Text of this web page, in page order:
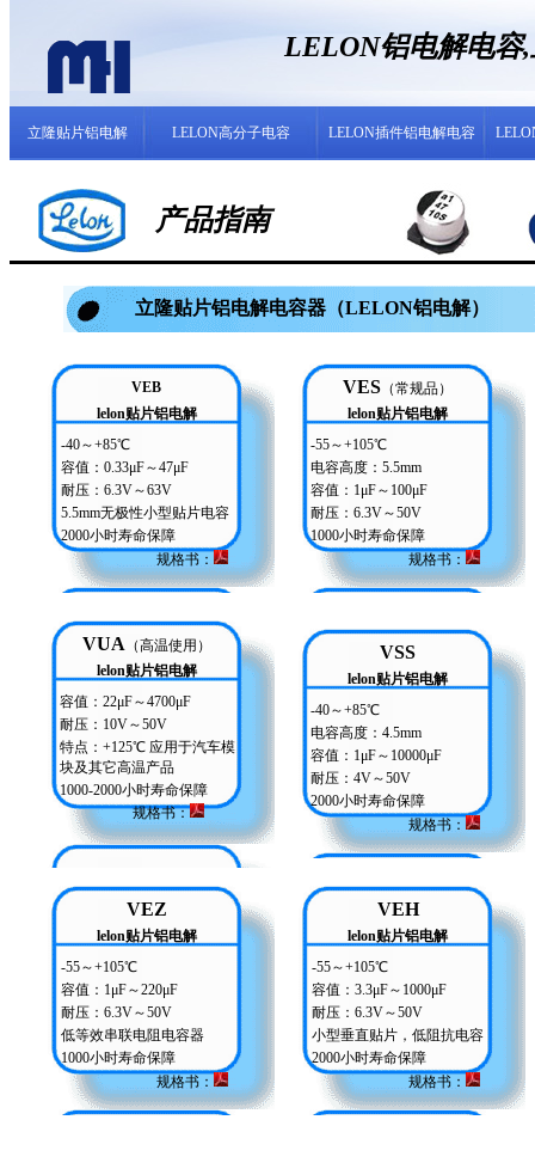
LELON铝电解电容
立隆贴片铝电解 LELON高分子电容 LELON插件铝电解电容
产品指南
立隆贴片铝电解电容器（LELON铝电解）
VEB
lelon贴片铝电解
-40～+85℃
容值：0.33μF～47μF
耐压：6.3V～63V
5.5mm无极性小型贴片电容
2000小时寿命保障
规格书：
VES（常规品）
lelon贴片铝电解
-55～+105℃
电容高度：5.5mm
容值：1μF～100μF
耐压：6.3V～50V
1000小时寿命保障
规格书：
VUA （高温使用）
lelon贴片铝电解
容值：22μF～4700μF
耐压：10V～50V
特点：+125℃ 应用于汽车模
块及其它高温产品
1000-2000小时寿命保障
规格书：
VSS
lelon贴片铝电解
-40～+85℃
电容高度：4.5mm
容值：1μF～10000μF
耐压：4V～50V
2000小时寿命保障
规格书：
VEZ
lelon贴片铝电解
-55～+105℃
容值：1μF～220μF
耐压：6.3V～50V
低等效串联电阻电容器
1000小时寿命保障
规格书：
VEH
lelon贴片铝电解
-55～+105℃
容值：3.3μF～1000μF
耐压：6.3V～50V
小型垂直贴片，低阻抗电容
2000小时寿命保障
规格书：